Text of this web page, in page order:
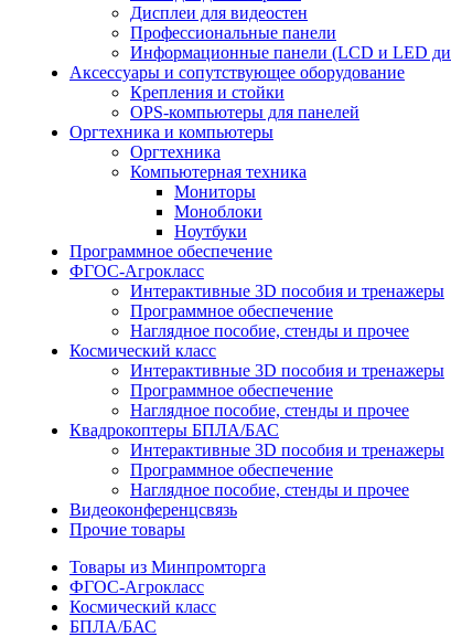
Дисплеи для видеостен
Профессиональные панели
Информационные панели (LCD и LED
Аксессуары и сопутствующее оборудование
Крепления и стойки
OPS-компьютеры для панелей
Оргтехника и компьютеры
Оргтехника
Компьютерная техника
Мониторы
Моноблоки
Ноутбуки
Программное обеспечение
ФГОС-Агрокласс
Интерактивные 3D пособия и тренажеры
Программное обеспечение
Наглядное пособие, стенды и прочее
Космический класс
Интерактивные 3D пособия и тренажеры
Программное обеспечение
Наглядное пособие, стенды и прочее
Квадрокоптеры БПЛА/БАС
Интерактивные 3D пособия и тренажеры
Программное обеспечение
Наглядное пособие, стенды и прочее
Видеоконференцсвязь
Прочие товары
Товары из Минпромторга
ФГОС-Агрокласс
Космический класс
БПЛА/БАС